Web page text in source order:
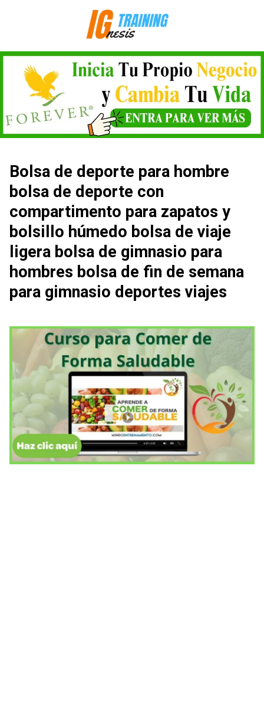
Bolsa de deporte para hombre
bolsa de deporte con
compartimento para zapatos y
bolsillo húmedo bolsa de viaje
ligera bolsa de gimnasio para
hombres bolsa de fin de semana
para gimnasio deportes viajes